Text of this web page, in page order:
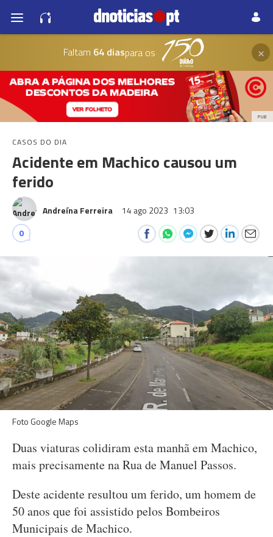
Faltam 64 diaspara os ×
PUB
CASOS DO DIA
Acidente em Machico causou um
ferido
Andreína Ferreira 14 ago 2023 13:03
0
Foto Google Maps
Duas viaturas colidiram esta manhã em Machico,
mais precisamente na Rua de Manuel Passos.
Deste acidente resultou um ferido, um homem de
50 anos que foi assistido pelos Bombeiros
Municipais de Machico.